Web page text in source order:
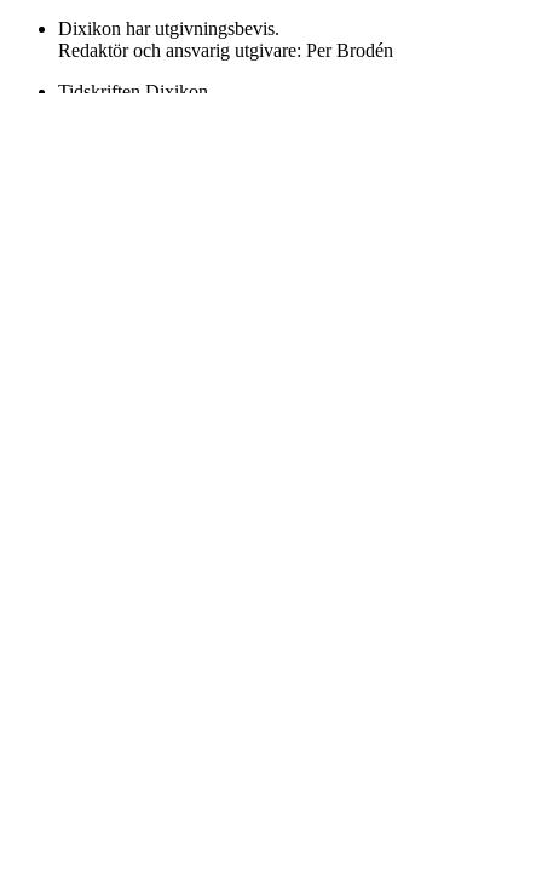
Dixikon har utgivningsbevis.
Redaktör och ansvarig utgivare: Per Brodén
Tidskriften Dixikon